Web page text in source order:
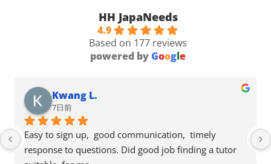
HH JapaNeeds
4.9
Based on 177 reviews
powered byGoogle
Kwang L.
7日前
Easy to sign up,  good communication,  timely
response to questions. Did good job finding a tutor